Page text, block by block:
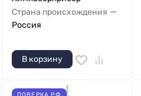
Страна происхождения —
Россия
В корзину